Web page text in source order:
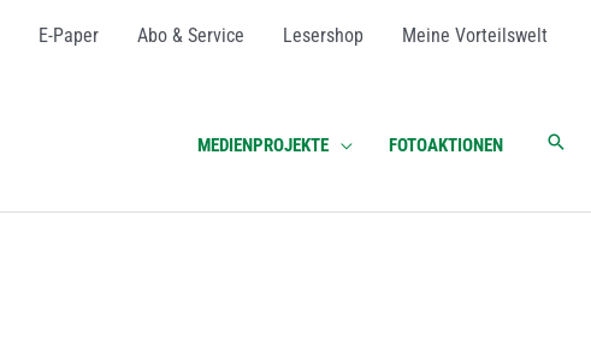
E-Paper Abo & Service Lesershop Meine Vorteilswelt
MEDIENPROJEKTE FOTOAKTIONEN